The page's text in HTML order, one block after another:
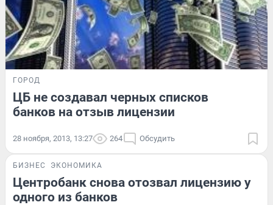
ГОРОД
ЦБ не создавал черных списков
банков на отзыв лицензии
28 ноября, 2013, 13:27 264 Обсудить
БИЗНЕС ЭКОНОМИКА
Центробанк снова отозвал лицензию у
одного из банков